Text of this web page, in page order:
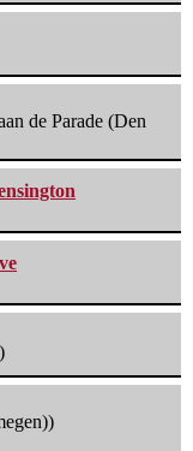
de Parade (Den